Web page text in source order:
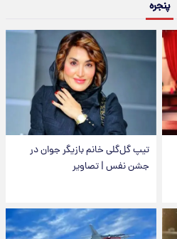
پنجره
تیپ گل‌گلی خانم بازیگر جوان در
جشن نفس | تصاویر